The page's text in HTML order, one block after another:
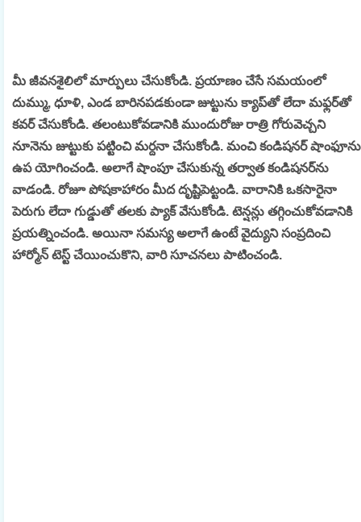
మీ జీవనశైలిలో మార్పులు చేసుకోండి. ప్రయాణం చేసే సమయంలో
దుమ్ము, ధూళి, ఎండ బారినపడకుండా జుట్టును క్యాప్‌తో లేదా మఫ్లర్‌తో
కవర్ చేసుకోండి. తలంటుకోవడానికి ముందురోజు రాత్రి గోరువెచ్చని
నూనెను జుట్టుకు పట్టించి మర్దనా చేసుకోండి. మంచి కండిషనర్ షాంఫూను
ఉప యోగించండి. అలాగే షాంపూ చేసుకున్న తర్వాత కండిషనర్‌ను
వాడండి. రోజూ పోషకాహారం మీద దృష్టిపెట్టండి. వారానికి ఒకసారైనా
పెరుగు లేదా గుడ్డుతో తలకు ప్యాక్ వేసుకోండి. టెన్షన్లు తగ్గించుకోవడానికి
ప్రయత్నించండి. అయినా సమస్య అలాగే ఉంటే వైద్యుని సంప్రదించి
హార్మోన్ టెస్ట్ చేయించుకొని, వారి సూచనలు పాటించండి.